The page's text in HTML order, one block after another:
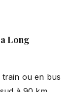
Long
ou en bus